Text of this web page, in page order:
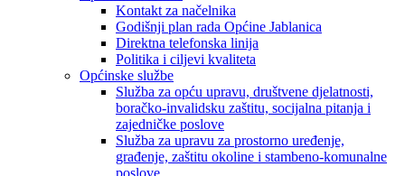
Kontakt za načelnika
Godišnji plan rada Općine Jablanica
Direktna telefonska linija
Politika i ciljevi kvaliteta
Općinske službe
Služba za opću upravu, društvene djelatnosti,
boračko-invalidsku zaštitu, socijalna pitanja i
zajedničke poslove
Služba za upravu za prostorno uređenje,
građenje, zaštitu okoline i stambeno-komunalne
poslove